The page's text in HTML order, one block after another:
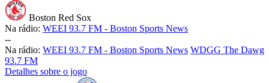
Boston Red Sox
Na rádio: WEEI 93.7 FM - Boston Sports News
--
Na rádio: WEEI 93.7 FM - Boston Sports News WDGG The Dawg
93.7 FM
Detalhes sobre o jogo